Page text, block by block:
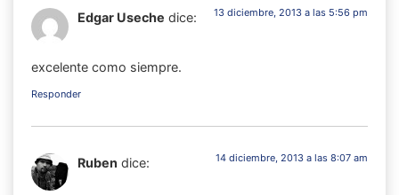
Edgar Useche dice: 13 diciembre, 2013 a las 5:56 pm
excelente como siempre.
Responder
Ruben dice: 14 diciembre, 2013 a las 8:07 am